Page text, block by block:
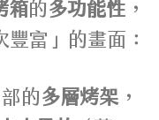
箱的多功能性 ，
富」的畫面：
的多層烤架，